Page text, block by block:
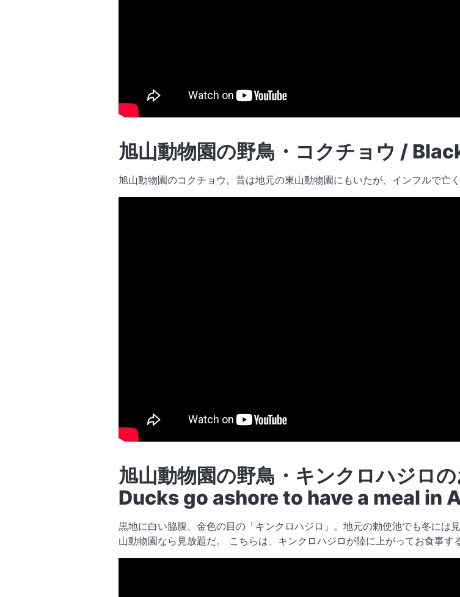
旭山動物園の野鳥・コクチョウ /
旭山動物園のコクチョウ。昔は地元の東山動物園にもいたが、インフルで亡く
旭山動物園の野鳥・キンクロハジロ
Ducks go ashore to have a meal in
黒地に白い脇腹、金色の目の「キンクロハジロ」。地元の勅使池でも冬には
山動物園なら見放題だ。 こちらは、キンクロハジロが陸に上がってお食事す